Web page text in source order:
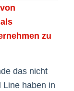
zu
das nicht
Line haben in